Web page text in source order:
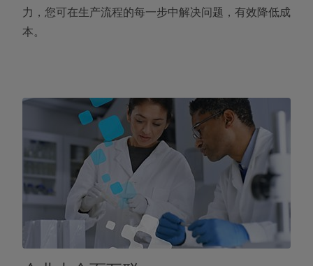
力，您可在生产流程的每一步中解决问题，有效降低成
本。